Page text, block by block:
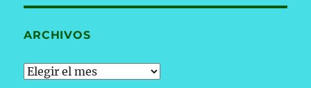
ARCHIVOS
Archivos